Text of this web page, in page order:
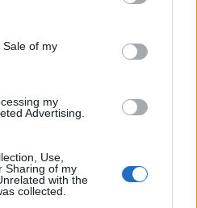
and its third-party tags to
purposes in below Google
of my
my
Advertising.
Use,
Sharing of my
with the
collected.